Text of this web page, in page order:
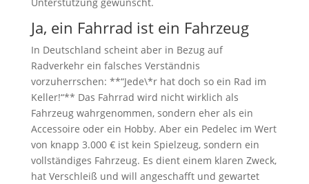
Ja, ein Fahrrad ist ein Fahrzeug
In Deutschland scheint aber in Bezug auf
Radverkehr ein falsches Verständnis
vorzuherrschen: **“Jede\*r hat doch so ein Rad im
Keller!“** Das Fahrrad wird nicht wirklich als
Fahrzeug wahrgenommen, sondern eher als ein
Accessoire oder ein Hobby. Aber ein Pedelec im Wert
von knapp 3.000 € ist kein Spielzeug, sondern ein
vollständiges Fahrzeug. Es dient einem klaren Zweck,
hat Verschleiß und will angeschafft und gewartet